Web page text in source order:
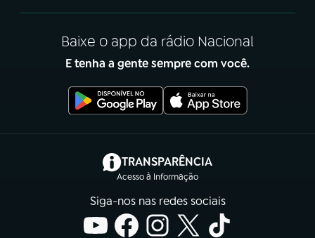
Baixe o app da rádio Nacional
E tenha a gente sempre com você.
TRANSPARÊNCIA
Acesso à Informação
(abre em nova aba)
Siga-nos nas redes sociais